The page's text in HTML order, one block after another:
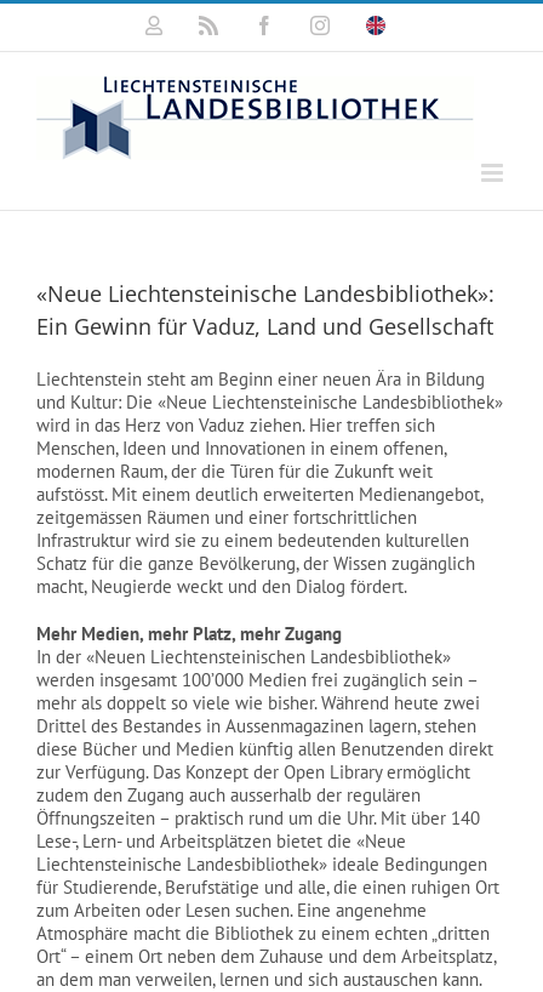
Zum
springen
Mein
FacebookInstagram
Click
«Neue Liechtensteinische Landesbibliothek»:
Ein Gewinn für Vaduz, Land und Gesellschaft
Liechtenstein steht am Beginn einer neuen Ära in Bildung
und Kultur: Die «Neue Liechtensteinische Landesbibliothek»
wird in das Herz von Vaduz ziehen. Hier treffen sich
Menschen, Ideen und Innovationen in einem offenen,
modernen Raum, der die Türen für die Zukunft weit
aufstösst. Mit einem deutlich erweiterten Medienangebot,
zeitgemässen Räumen und einer fortschrittlichen
Infrastruktur wird sie zu einem bedeutenden kulturellen
Schatz für die ganze Bevölkerung, der Wissen zugänglich
macht, Neugierde weckt und den Dialog fördert.
Mehr Medien, mehr Platz, mehr Zugang
In der «Neuen Liechtensteinischen Landesbibliothek»
werden insgesamt 100’000 Medien frei zugänglich sein –
mehr als doppelt so viele wie bisher. Während heute zwei
Drittel des Bestandes in Aussenmagazinen lagern, stehen
diese Bücher und Medien künftig allen Benutzenden direkt
zur Verfügung. Das Konzept der Open Library ermöglicht
zudem den Zugang auch ausserhalb der regulären
Öffnungszeiten – praktisch rund um die Uhr. Mit über 140
Lese-, Lern- und Arbeitsplätzen bietet die «Neue
Liechtensteinische Landesbibliothek» ideale Bedingungen
für Studierende, Berufstätige und alle, die einen ruhigen Ort
zum Arbeiten oder Lesen suchen. Eine angenehme
Atmosphäre macht die Bibliothek zu einem echten „dritten
Ort“ – einem Ort neben dem Zuhause und dem Arbeitsplatz,
an dem man verweilen, lernen und sich austauschen kann.